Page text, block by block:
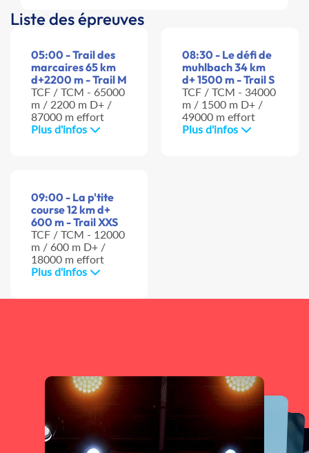
Liste des épreuves
05:00 - Trail des
marcaires 65 km
d+2200 m - Trail M
TCF / TCM - 65000
m / 2200 m D+ /
87000 m effort
Plus d'infos
08:30 - Le défi de
muhlbach 34 km
d+ 1500 m - Trail S
TCF / TCM - 34000
m / 1500 m D+ /
49000 m effort
Plus d'infos
09:00 - La p'tite
course 12 km d+
600 m - Trail XXS
TCF / TCM - 12000
m / 600 m D+ /
18000 m effort
Plus d'infos